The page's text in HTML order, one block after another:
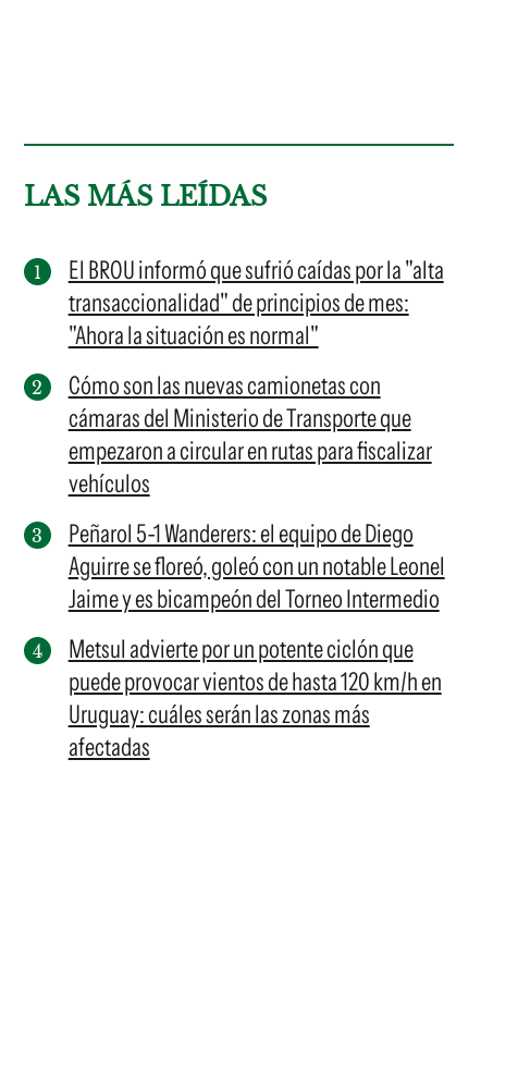
LAS MÁS LEÍDAS
El BROU informó que sufrió caídas por la "alta
transaccionalidad" de principios de mes:
"Ahora la situación es normal"
Cómo son las nuevas camionetas con
cámaras del Ministerio de Transporte que
empezaron a circular en rutas para fiscalizar
vehículos
Peñarol 5-1 Wanderers: el equipo de Diego
Aguirre se floreó, goleó con un notable Leonel
Jaime y es bicampeón del Torneo Intermedio
Metsul advierte por un potente ciclón que
puede provocar vientos de hasta 120 km/h en
Uruguay: cuáles serán las zonas más
afectadas